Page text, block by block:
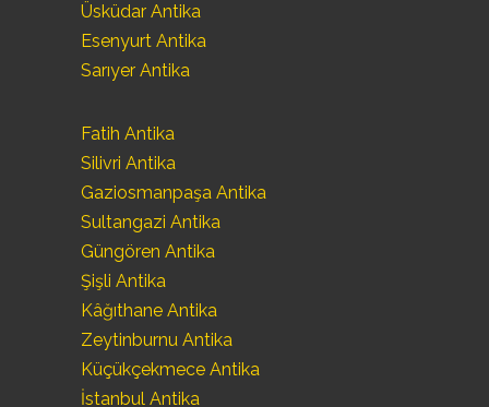
Üsküdar Antika
Esenyurt Antika
Sarıyer Antika
Fatih Antika
Silivri Antika
Gaziosmanpaşa Antika
Sultangazi Antika
Güngören Antika
Şişli Antika
Kâğıthane Antika
Zeytinburnu Antika
Küçükçekmece Antika
İstanbul Antika